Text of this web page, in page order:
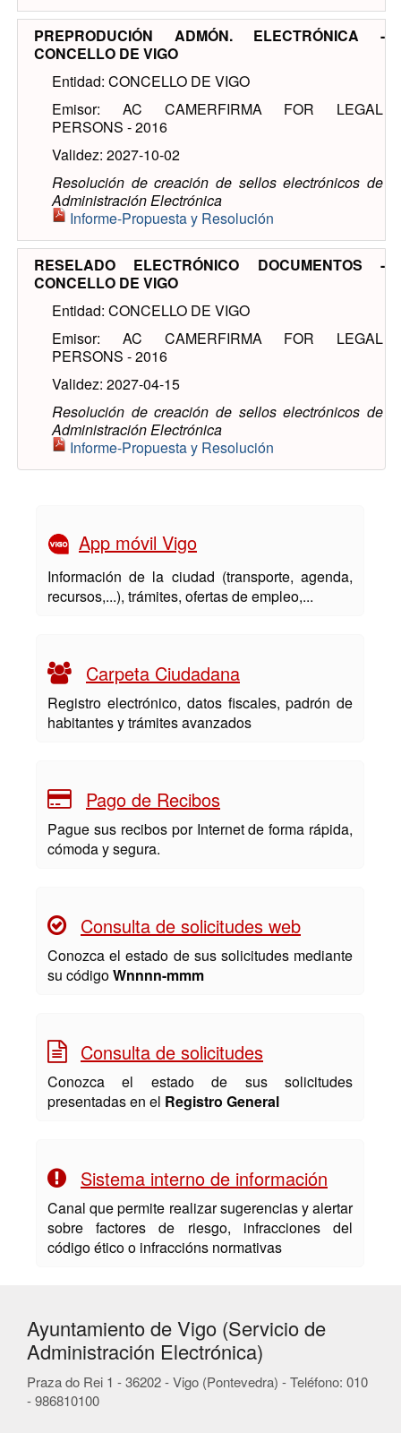
PREPRODUCIÓN ADMÓN. ELECTRÓNICA -
CONCELLO DE VIGO
Entidad: CONCELLO DE VIGO
Emisor: AC CAMERFIRMA FOR LEGAL
PERSONS - 2016
Validez: 2027-10-02
Resolución de creación de sellos electrónicos de
Administración Electrónica
Informe-Propuesta y Resolución
RESELADO ELECTRÓNICO DOCUMENTOS -
CONCELLO DE VIGO
Entidad: CONCELLO DE VIGO
Emisor: AC CAMERFIRMA FOR LEGAL
PERSONS - 2016
Validez: 2027-04-15
Resolución de creación de sellos electrónicos de
Administración Electrónica
Informe-Propuesta y Resolución
App móvil Vigo
Información de la ciudad (transporte, agenda,
recursos,...), trámites, ofertas de empleo,...
Carpeta Ciudadana
Registro electrónico, datos fiscales, padrón de
habitantes y trámites avanzados
Pago de Recibos
Pague sus recibos por Internet de forma rápida,
cómoda y segura.
Consulta de solicitudes web
Conozca el estado de sus solicitudes mediante
su códigoWnnnn-mmm
Consulta de solicitudes
Conozca el estado de sus solicitudes
presentadas en el Registro General
Sistema interno de información
Canal que permite realizar sugerencias y alertar
sobre factores de riesgo, infracciones del
código ético o infraccións normativas
Ayuntamiento de Vigo (Servicio de
Administración Electrónica)
Praza do Rei 1 - 36202 - Vigo (Pontevedra) - Teléfono: 010
- 986810100